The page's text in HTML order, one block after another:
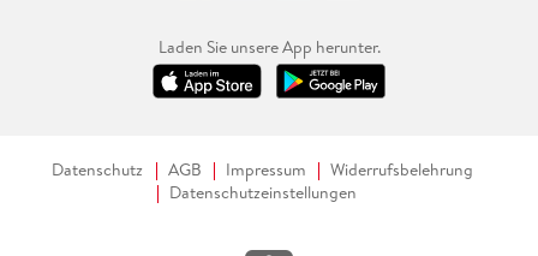
Laden Sie unsere App herunter.
Datenschutz AGB Impressum
Widerrufsbelehrung
Datenschutzeinstellungen